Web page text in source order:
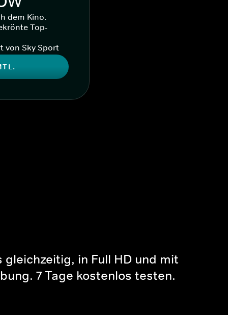
dem Kino.
Top-
von Sky Sport
in Full HD und mit
7 Tage kostenlos testen.